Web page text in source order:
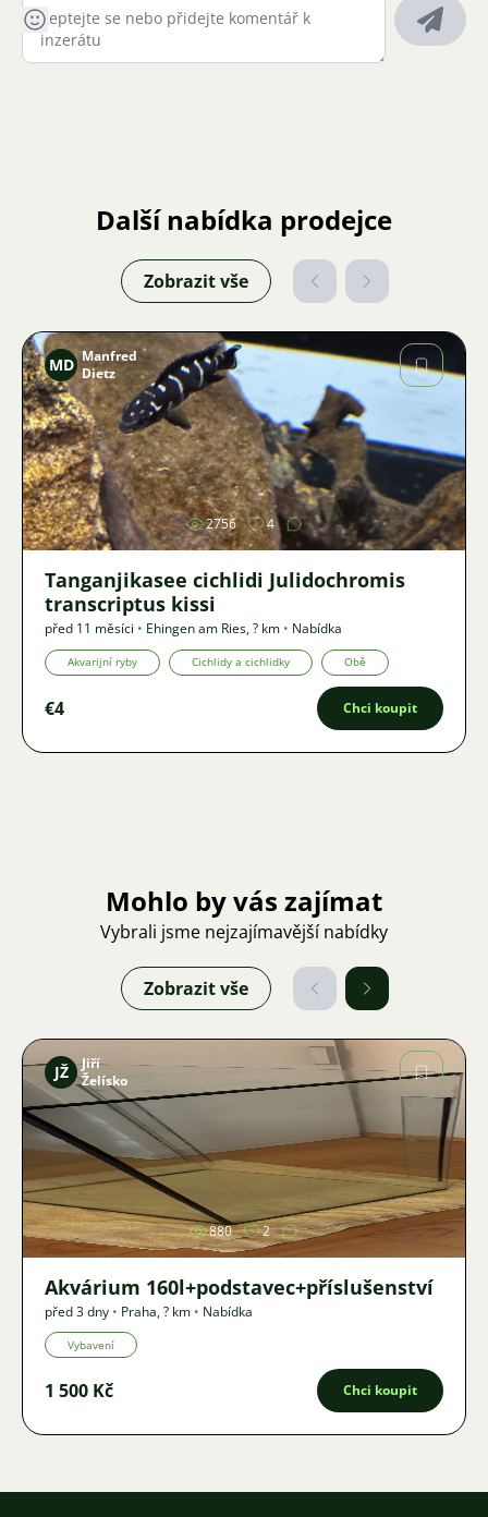
Další nabídka prodejce
Zobrazit vše
Obrázek
MD Manfred
Dietz
2756 4
Tanganjikasee cichlidi Julidochromis
transcriptus kissi
před 11 měsíci • Ehingen am Ries,? km • Nabídka
Akvarijní ryby Cichlidy a cichlidky Obě
€4 Chci koupit
Mohlo by vás zajímat
Vybrali jsme nejzajímavější nabídky
Zobrazit vše
Obrázek
JŽ
Jiří
Želísko
880 2
Akvárium 160l+podstavec+příslušenství
před 3 dny • Praha,? km • Nabídka
Vybavení
1 500 Kč Chci koupit